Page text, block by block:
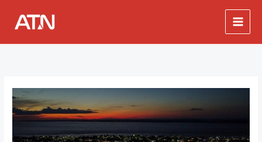
conteúdo